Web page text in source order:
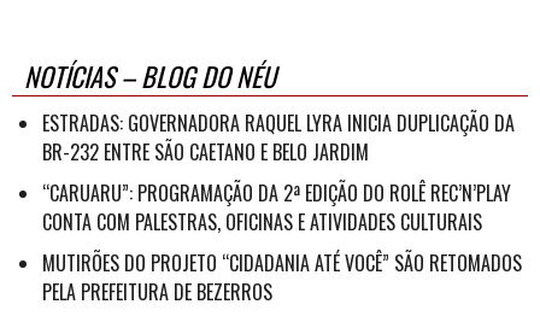
NOTÍCIAS – BLOG DO NÉU
ESTRADAS: GOVERNADORA RAQUEL LYRA INICIA DUPLICAÇÃO DA
BR-232 ENTRE SÃO CAETANO E BELO JARDIM
“CARUARU”: PROGRAMAÇÃO DA 2ª EDIÇÃO DO ROLÊ REC’N’PLAY
CONTA COM PALESTRAS, OFICINAS E ATIVIDADES CULTURAIS
MUTIRÕES DO PROJETO “CIDADANIA ATÉ VOCÊ” SÃO RETOMADOS
PELA PREFEITURA DE BEZERROS